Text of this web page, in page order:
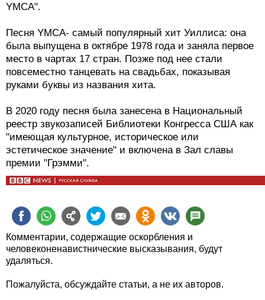
YMCA".
Песня YMCA- самый популярный хит Уиллиса: она
была выпущена в октябре 1978 года и заняла первое
место в чартах 17 стран. Позже под нее стали
повсеместно танцевать на свадьбах, показывая
руками буквы из названия хита.
В 2020 году песня была занесена в Национальный
реестр звукозаписей Библиотеки Конгресса США как
"имеющая культурное, историческое или
эстетическое значение" и включена в Зал славы
премии "Грэмми".
Комментарии, содержащие оскорбления и
человеконенавистнические высказывания, будут
удаляться.
Пожалуйста, обсуждайте статьи, а не их авторов.